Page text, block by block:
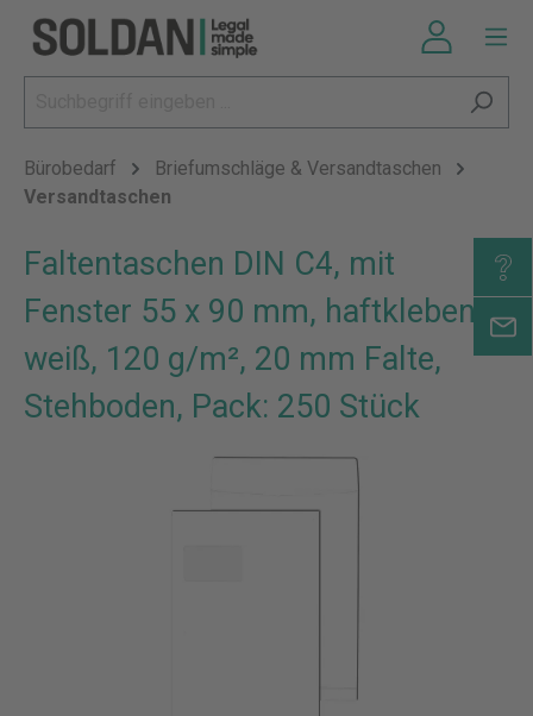
Bürobedarf
Briefumschläge & Versandtaschen
Versandtaschen
Faltentaschen DIN C4, mit
Fenster 55 x 90 mm, haftklebend,
weiß, 120 g/m², 20 mm Falte,
Stehboden, Pack: 250 Stück